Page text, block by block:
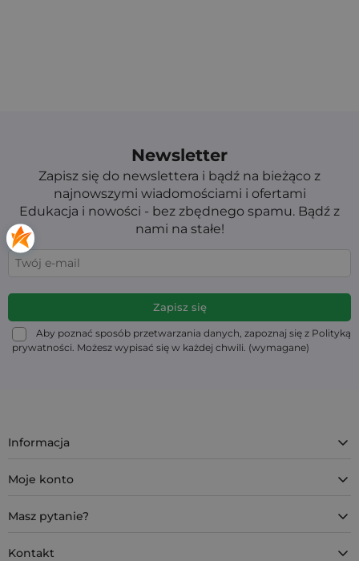
Newsletter
Zapisz się do newslettera i bądź na bieżąco z
najnowszymi wiadomościami i ofertami
Edukacja i nowości - bez zbędnego spamu. Bądź z
nami na stałe!
Aby poznać sposób przetwarzania danych, zapoznaj się z Polityką
prywatności. Możesz wypisać się w każdej chwili. (wymagane)
Informacja
Moje konto
Masz pytanie?
Kontakt